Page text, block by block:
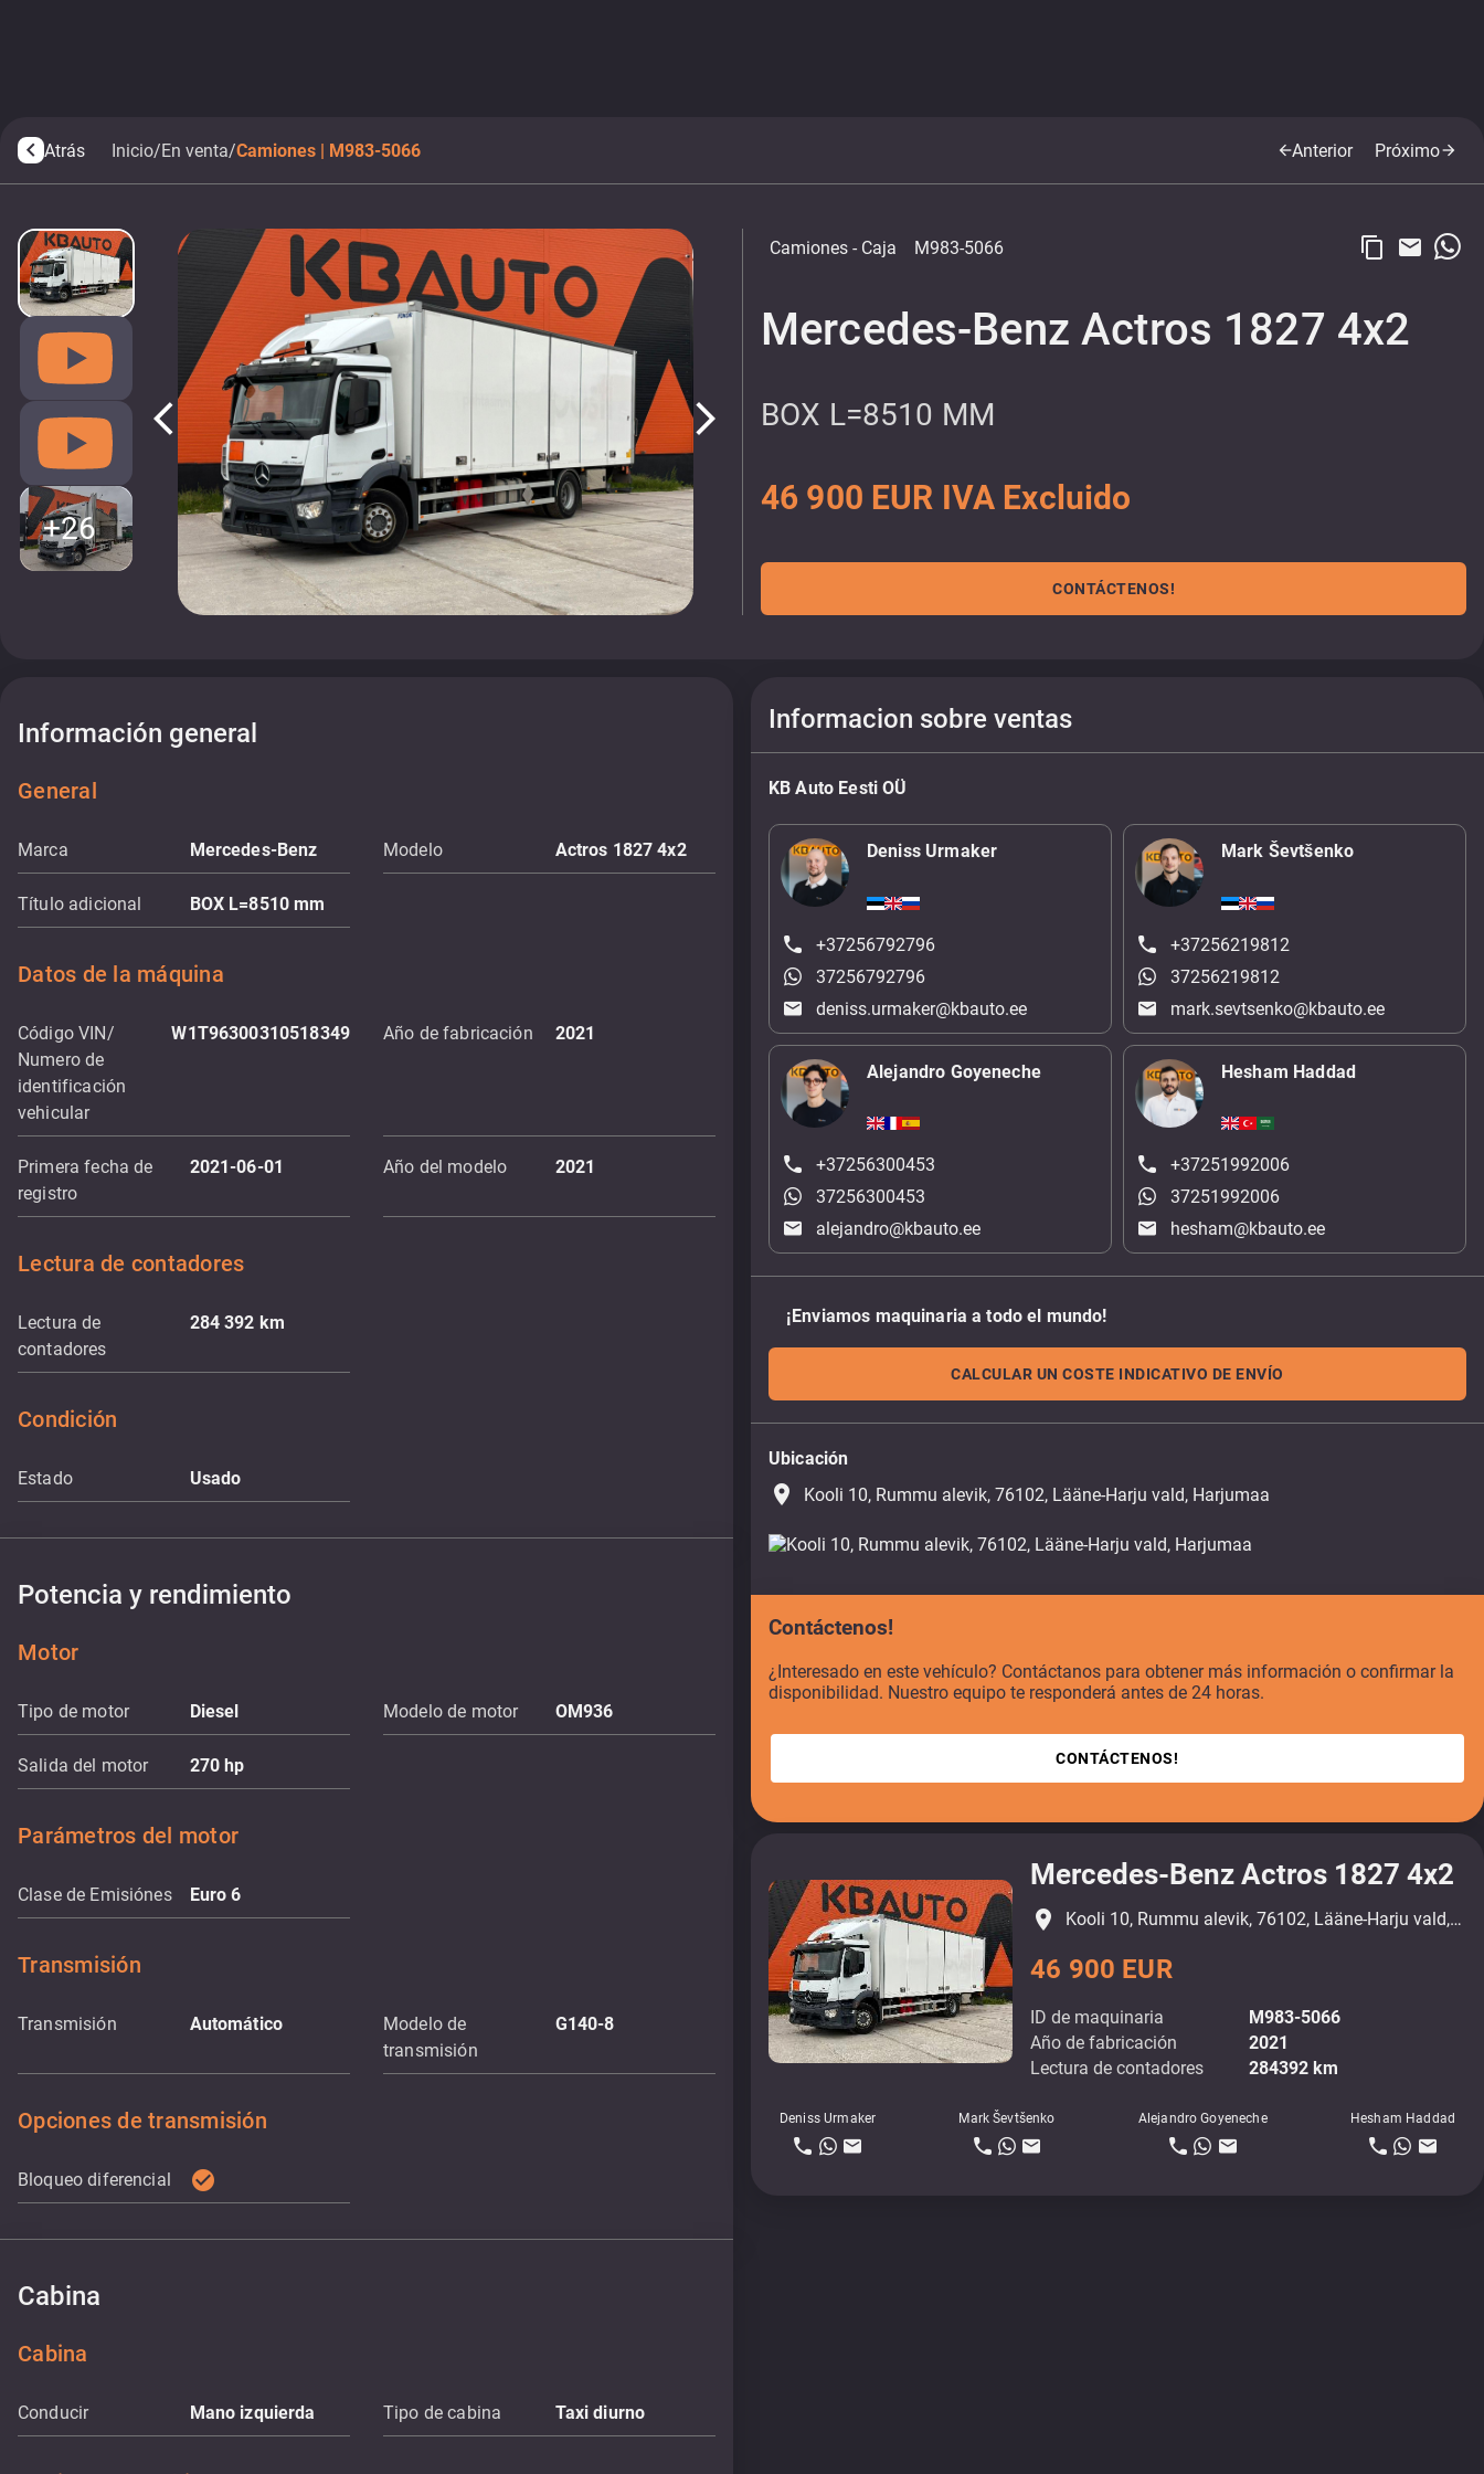
arrow_back_ios Atrás Inicio/En venta/Camiones | M983-5066 arrow_backAnterior Próximoarrow_forward
arrow_back_ios arrow_forward_ios
+26
Camiones - Caja M983-5066 content_copy email
Mercedes-Benz Actros 1827 4x2
BOX L=8510 MM
46 900 EUR IVA Excluido
CONTÁCTENOS!
Información general
General
Marca Mercedes-Benz Modelo Actros 1827 4x2
Título adicional BOX L=8510 mm
Datos de la máquina
Código VIN/
Numero de
identificación
vehicular
W1T96300310518349 Año de fabricación 2021
Primera fecha de
registro
2021-06-01 Año del modelo 2021
Lectura de contadores
Lectura de
contadores
284 392 km
Condición
Estado Usado
Potencia y rendimiento
Motor
Tipo de motor Diesel Modelo de motor OM936
Salida del motor 270hp
Parámetros del motor
Clase de Emisiónes Euro 6
Transmisión
Transmisión Automático
Modelo de
transmisión
G140-8
Opciones de transmisión
Bloqueo diferencial check_circle
Cabina
Cabina
Conducir Mano izquierda Tipo de cabina Taxi diurno
Informacion sobre ventas
KB Auto Eesti OÜ
Deniss Urmaker
+37256792796
37256792796
deniss.urmaker@kbauto.ee
Mark Ševtšenko
+37256219812
37256219812
mark.sevtsenko@kbauto.ee
Alejandro Goyeneche
+37256300453
37256300453
alejandro@kbauto.ee
Hesham Haddad
+37251992006
37251992006
hesham@kbauto.ee
¡Enviamos maquinaria a todo el mundo!
CALCULAR UN COSTE INDICATIVO DE ENVÍO
Ubicación
place Kooli 10, Rummu alevik, 76102, Lääne-Harju vald, Harjumaa
Contáctenos!
¿Interesado en este vehículo? Contáctanos para obtener más información o confirmar la
disponibilidad. Nuestro equipo te responderá antes de 24 horas.
CONTÁCTENOS!
Mercedes-Benz Actros 1827 4x2
ID de maquinaria
M983-5066
Año de fabricación
2021
Lectura de contadores
284392 km
Deniss Urmaker Mark Ševtšenko Alejandro Goyeneche Hesham Haddad
46 900 EUR
place Kooli 10, Rummu alevik, 76102, Lääne-Harju vald, Harjumaa